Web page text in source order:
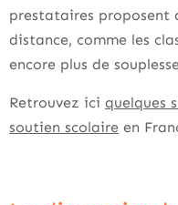
prestataires proposent
distance, comme les
encore plus de
Retrouvez ici quelques
soutien scolaire en